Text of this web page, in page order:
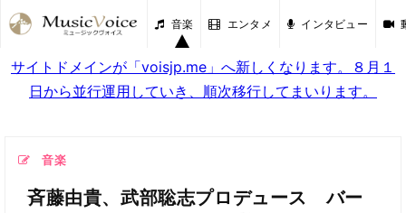
音楽 エンタメ インタビュー
サイトドメインが「voisjp.me」へ新しくなります。８月１
日から並行運用していき、順次移行してまいります。
音楽
斉藤由貴、武部聡志プロデュース バー